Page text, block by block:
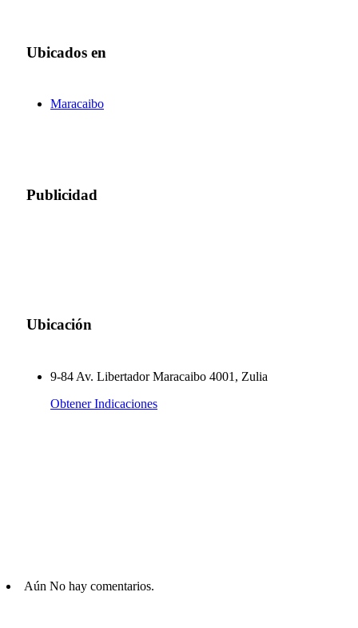
Ubicados en
Maracaibo
Publicidad
Ubicación
9-84 Av. Libertador Maracaibo 4001, Zulia
Obtener Indicaciones
Aún No hay comentarios.